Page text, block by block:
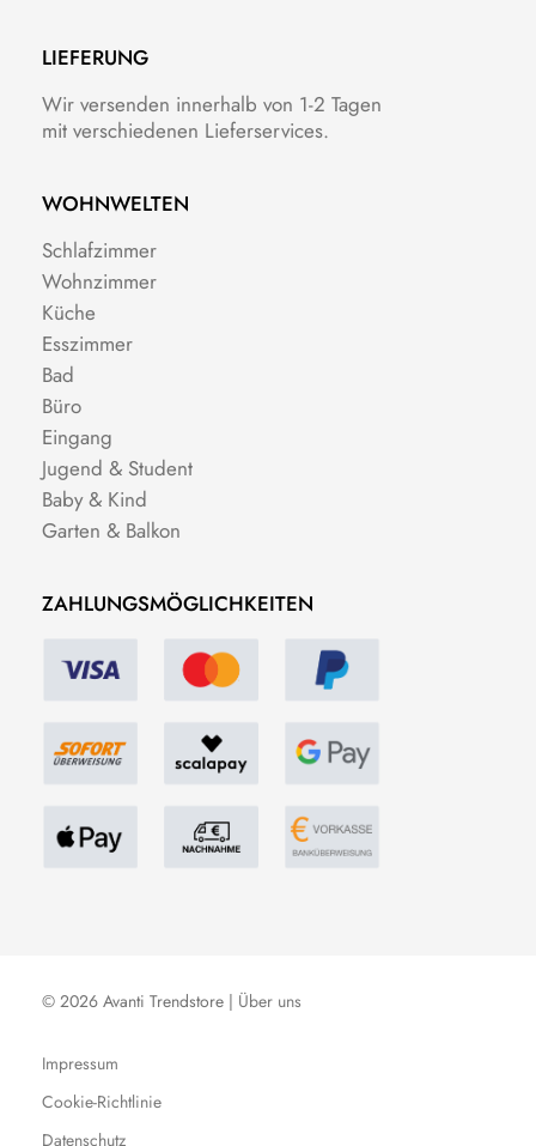
LIEFERUNG
Wir versenden innerhalb von 1-2 Tagen
mit verschiedenen Lieferservices.
WOHNWELTEN
Schlafzimmer
Wohnzimmer
Küche
Esszimmer
Bad
Büro
Eingang
Jugend & Student
Baby & Kind
Garten & Balkon
ZAHLUNGSMÖGLICHKEITEN
© 2026 Avanti Trendstore | Über uns
Impressum
Cookie-Richtlinie
Datenschutz